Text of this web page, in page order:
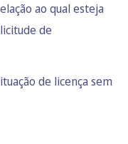
ao qual esteja
de
de licença sem